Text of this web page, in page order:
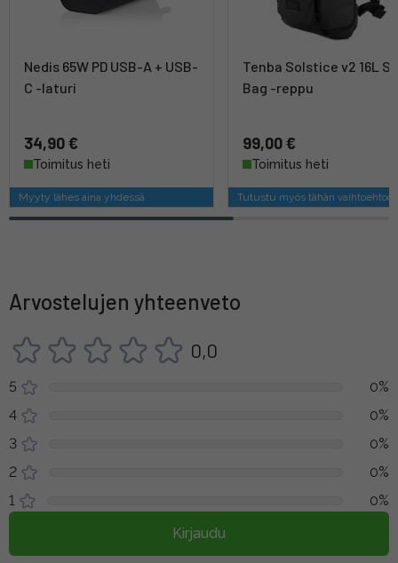
Nedis 65W PD USB-A + USB-
C -laturi
34,90 €
Toimitus heti
Myyty lähes aina yhdessä
Tenba Solstice v2 16L
Bag -reppu
99,00 €
Toimitus heti
Tutustu myös tähän
Arvostelujen yhteenveto
0,0
5
0%
4
0%
3
0%
2
0%
1
0%
Kirjaudu